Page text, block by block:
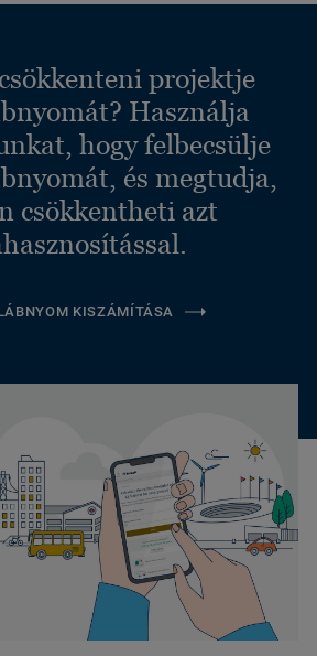
projektje
Használja
hogy felbecsülje
és megtudja,
csökkentheti azt
KISZÁMÍTÁSA